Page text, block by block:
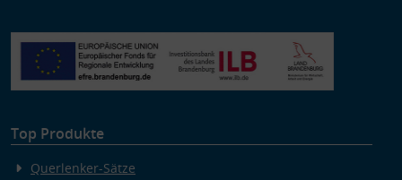
Top Produkte
Querlenker-Sätze